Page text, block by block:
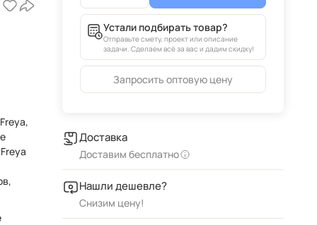
Устали подбирать товар?
Отправьте смету, проект или описание
задачи. Сделаем всё за вас и дадим скидку!
Запросить оптовую цену
Доставка
Доставим бесплатно
Нашли дешевле?
Снизим цену!